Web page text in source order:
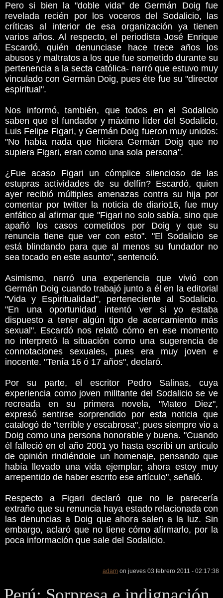
Pero si bien la "doble vida" de Germán Doig fue
revelada recién por los voceros del Sodalicio, las
críticas al interior de esa organización ya tienen
varios años. Al respecto, el periodista José Enrique
Escardó, quién denunciase hace trece años los
abusos y maltratos a los que fue sometido durante su
pertenencia a la secta católica- narró que estuvo muy
vinculado con Germán Doig, pues éte fue su "director
espiritual".
Nos informó, también, que todos en el Sodalicio
saben que el fundador y máximo líder del Sodalicio,
Luis Felipe Figari, y Germán Doig fueron muy unidos:
"No había nada que hiciera Germán Doig que no
supiera Figari, eran como una sola persona".
¿Fue acaso Figari un cómplice silencioso de las
estupras actividades de su delfín? Escardó, quien
ayer recibió múltiples amenazas contra su hija por
comentar por twitter la noticia de diario16, fue muy
enfático al afirmar que "Figari no solo sabía, sino que
apañó los casos cometidos por Doig y que su
renuncia tiene que ver con esto". "El Sodalicio se
está blindando para que al menos su fundador no
sea tocado en este asunto", sentenció.
Asimismo, narró una experiencia que vivió con
Germán Doig cuando trabajó junto a él en la editorial
"Vida y Espiritualidad", perteneciente al Sodalicio.
"En una oportunidad intentó ver si yo estaba
dispuesto a tener algún tipo de acercamiento más
sexual". Escardó nos relató cómo en ese momento
no interpretó la situación como una sugerencia de
connotaciones sexuales, pues era muy joven e
inocente. "Tenía 16 ó 17 años", declaró.
Por su parte, el escritor Pedro Salinas, cuya
experiencia como joven militante del Sodalicio se ve
recreada en su primera novela, "Mateo Diez",
expresó sentirse sorprendido por esta noticia que
catalogó de "terrible y escabrosa", pues siempre vio a
Doig como una persona honorable y buena. "Cuando
él falleció en el año 2001 yo hasta escribí un artículo
de opinión rindiéndole un homenaje, pensando que
había llevado una vida ejemplar; ahora estoy muy
arrepentido de haber escrito ese artículo", señaló.
Respecto a Figari declaró que no le parecería
extraño que su renuncia haya estado relacionada con
las denuncias a Doig que ahora salen a la luz. Sin
embargo, aclaró que no tiene cómo afirmarlo, por la
poca información que sale del Sodalicio.
adam on jueves 03 febrero 2011 - 02:17:38